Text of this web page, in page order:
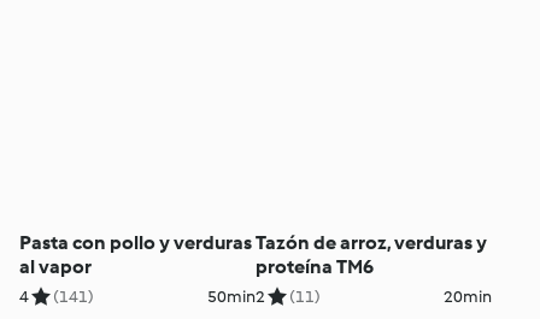
Pasta con pollo y verduras
al vapor
4 (141) 50min
Tazón de arroz, verduras y
proteína TM6
2 (11) 20min